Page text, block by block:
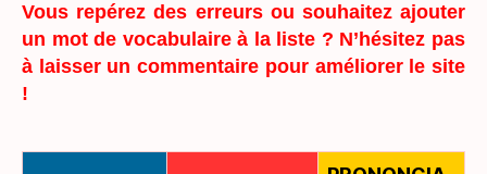
Vous repérez des erreurs ou souhaitez ajouter
un mot de vocabulaire à la liste ? N’hésitez pas
à laisser un commentaire pour améliorer le site
!